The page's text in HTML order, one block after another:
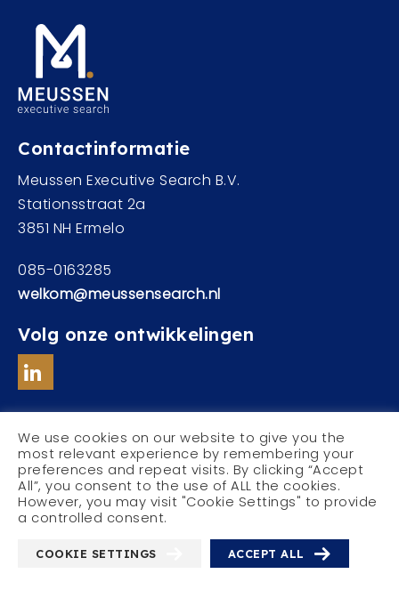
Contactinformatie
Meussen Executive Search B.V.
Stationsstraat 2a
3851 NH Ermelo
085-0163285
welkom@meussensearch.nl
Volg onze ontwikkelingen
© Meussen Executive Search
Privacyverklaring
Websheriff
We use cookies on our website to give you the
most relevant experience by remembering your
preferences and repeat visits. By clicking “Accept
All”, you consent to the use of ALL the cookies.
However, you may visit "Cookie Settings" to provide
a controlled consent.
COOKIE SETTINGS ACCEPT ALL